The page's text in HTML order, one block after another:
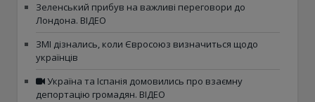
Зеленський прибув на важливі переговори до
Лондона. ВІДЕО
ЗМІ дізнались, коли Євросоюз визначиться щодо
українців
Україна та Іспанія домовились про взаємну
депортацію громадян. ВІДЕО